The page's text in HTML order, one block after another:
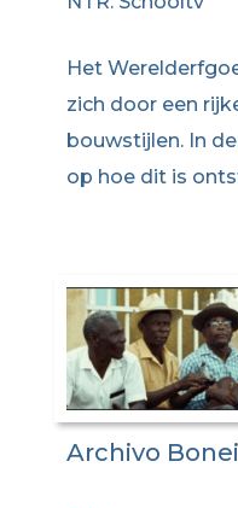
Het
zich door een
bouwstijlen. In
op hoe dit is
Archivo